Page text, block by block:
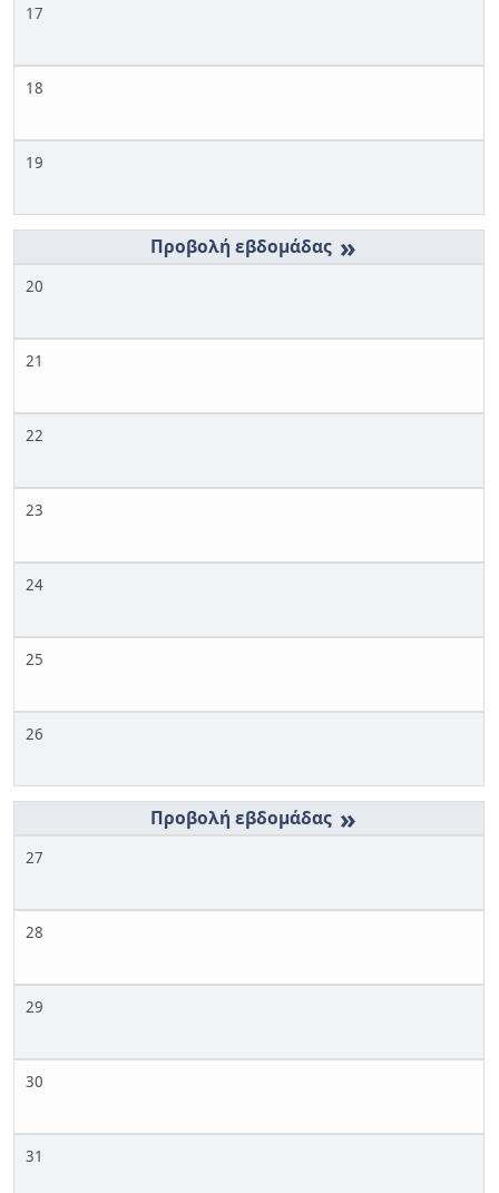
17
18
19
»
20
21
22
23
24
25
26
»
27
28
29
30
31